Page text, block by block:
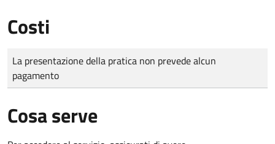
Costi
Tipo di pagamento
Importo
La presentazione della pratica non prevede alcun
pagamento
Cosa serve